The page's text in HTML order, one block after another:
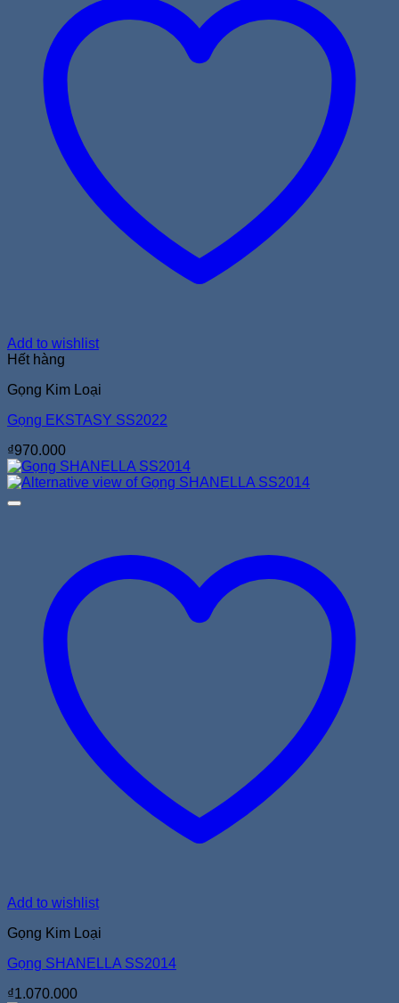
Add to wishlist
Hết hàng
Gọng Kim Loại
Gọng EKSTASY SS2022
₫970.000
Add to wishlist
Gọng Kim Loại
Gọng SHANELLA SS2014
₫1.070.000